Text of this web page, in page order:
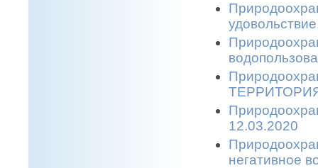
12.03.2020
негативное